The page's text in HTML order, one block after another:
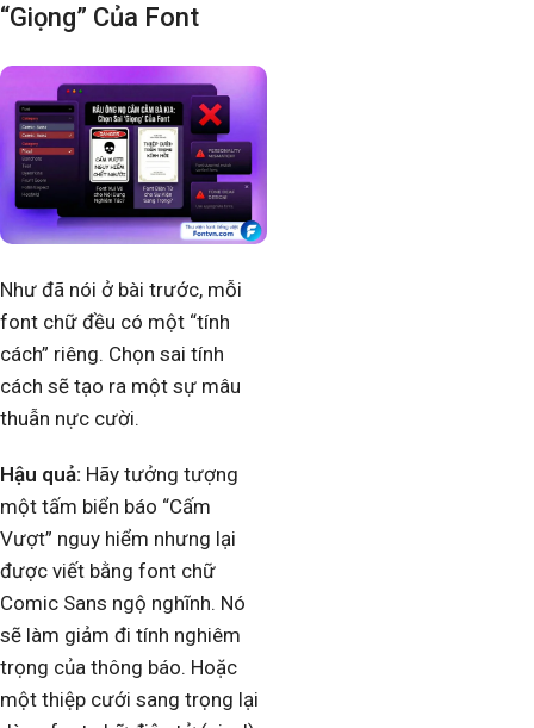
“Giọng” Của Font
Như đã nói ở bài trước, mỗi
font chữ đều có một “tính
cách” riêng. Chọn sai tính
cách sẽ tạo ra một sự mâu
thuẫn nực cười.
Hậu quả: Hãy tưởng tượng
một tấm biển báo “Cấm
Vượt” nguy hiểm nhưng lại
được viết bằng font chữ
Comic Sans ngộ nghĩnh. Nó
sẽ làm giảm đi tính nghiêm
trọng của thông báo. Hoặc
một thiệp cưới sang trọng lại